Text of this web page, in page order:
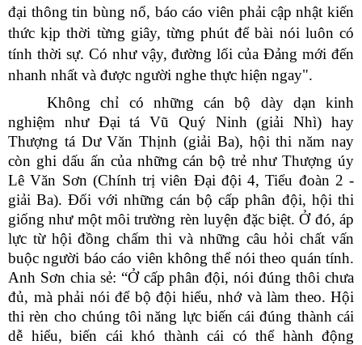
đại thông tin bùng nổ, báo cáo viên phải cập nhật kiến
thức kịp thời từng giây, từng phút để bài nói luôn có
tính thời sự. Có như vậy, đường lối của Đảng mới đến
nhanh nhất và được người nghe thực hiện ngay".
Không chỉ có những cán bộ dày dạn kinh
nghiệm như Đại tá Vũ Quý Ninh (giải Nhì) hay
Thượng tá Dư Văn Thịnh (giải Ba), hội thi năm nay
còn ghi dấu ấn của những cán bộ trẻ như Thượng úy
Lê Văn Sơn (Chính trị viên Đại đội 4, Tiểu đoàn 2 -
giải Ba). Đối với những cán bộ cấp phân đội, hội thi
giống như một môi trường rèn luyện đặc biệt. Ở đó, áp
lực từ hội đồng chấm thi và những câu hỏi chất vấn
buộc người báo cáo viên không thể nói theo quán tính.
Anh Sơn chia sẻ: “Ở cấp phân đội, nói đúng thôi chưa
đủ, mà phải nói để bộ đội hiểu, nhớ và làm theo. Hội
thi rèn cho chúng tôi năng lực biến cái đúng thành cái
dễ hiểu, biến cái khó thành cái có thể hành động